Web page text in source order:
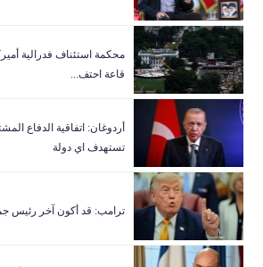
‏محكمة استئناف فدرالية
قاعة احتف...
أردوغان: اتفاقية الدفاع
تستهدف اي دولة
ترامب: قد أكون آخر رئيس